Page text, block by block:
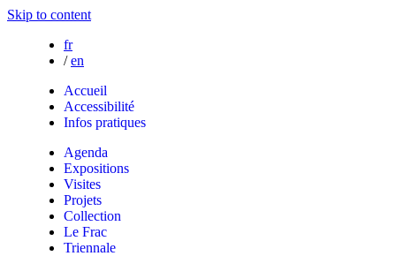
Skip to content
fr
/ en
Accueil
Accessibilité
Infos pratiques
Agenda
Expositions
Visites
Projets
Collection
Le Frac
Triennale